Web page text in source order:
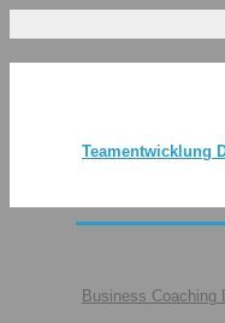
Teamentwicklung
Business Coaching